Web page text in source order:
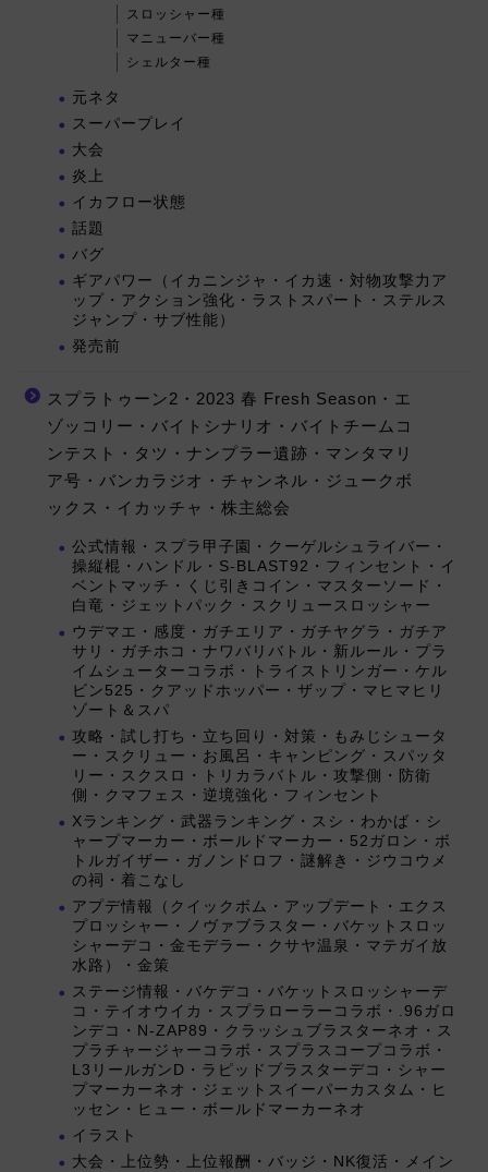
スロッシャー種
マニューバー種
シェルター種
元ネタ
スーパープレイ
大会
炎上
イカフロー状態
話題
バグ
ギアパワー（イカニンジャ・イカ速・対物攻撃力ア
ップ・アクション強化・ラストスパート・ステルス
ジャンプ・サブ性能）
発売前
スプラトゥーン2・2023 春 Fresh Season・エ
ゾッコリー・バイトシナリオ・バイトチームコ
ンテスト・タツ・ナンプラー遺跡・マンタマリ
ア号・バンカラジオ・チャンネル・ジュークボ
ックス・イカッチャ・株主総会
公式情報・スプラ甲子園・クーゲルシュライバー・
操縦棍・ハンドル・S-BLAST92・フィンセント・イ
ベントマッチ・くじ引きコイン・マスターソード・
白竜・ジェットパック・スクリュースロッシャー
ウデマエ・感度・ガチエリア・ガチヤグラ・ガチア
サリ・ガチホコ・ナワバリバトル・新ルール・プラ
イムシューターコラボ・トライストリンガー・ケル
ビン525・クアッドホッパー・ザップ・マヒマヒリ
ゾート＆スパ
攻略・試し打ち・立ち回り・対策・もみじシュータ
ー・スクリュー・お風呂・キャンピング・スパッタ
リー・スクスロ・トリカラバトル・攻撃側・防衛
側・クマフェス・逆境強化・フィンセント
Xランキング・武器ランキング・スシ・わかば・シ
ャープマーカー・ボールドマーカー・52ガロン・ボ
トルガイザー・ガノンドロフ・謎解き・ジウコウメ
の祠・着こなし
アプデ情報（クイックボム・アップデート・エクス
プロッシャー・ノヴァブラスター・バケットスロッ
シャーデコ・金モデラー・クサヤ温泉・マテガイ放
水路）・金策
ステージ情報・バケデコ・バケットスロッシャーデ
コ・テイオウイカ・スプラローラーコラボ・.96ガロ
ンデコ・N-ZAP89・クラッシュブラスターネオ・ス
プラチャージャーコラボ・スプラスコープコラボ・
L3リールガンD・ラピッドブラスターデコ・シャー
プマーカーネオ・ジェットスイーパーカスタム・ヒ
ッセン・ヒュー・ボールドマーカーネオ
イラスト
大会・上位勢・上位報酬・バッジ・NK復活・メイン